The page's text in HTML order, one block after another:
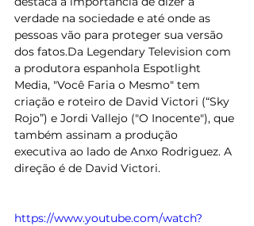
verdade na sociedade e até onde as
pessoas vão para proteger sua versão
dos fatos.Da Legendary Television com
a produtora espanhola Espotlight
Media, "Você Faria o Mesmo" tem
criação e roteiro de David Victori (“Sky
Rojo”) e Jordi Vallejo ("O Inocente"), que
também assinam a produção
executiva ao lado de Anxo Rodriguez. A
direção é de David Victori.
https://www.youtube.com/watch?